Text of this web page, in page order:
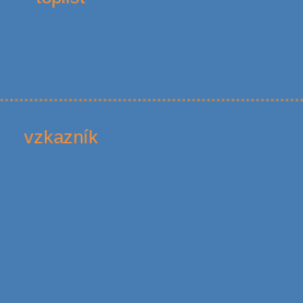
vzkazník